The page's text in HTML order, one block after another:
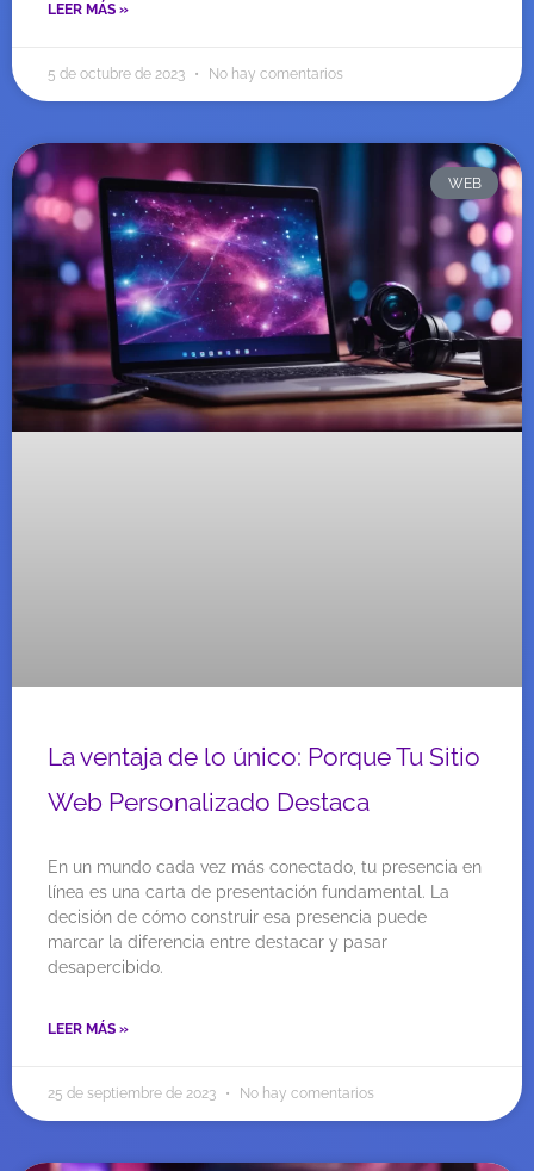
LEER MÁS »
5 de octubre de 2023 No hay comentarios
WEB
La ventaja de lo único: Porque Tu Sitio
Web Personalizado Destaca
En un mundo cada vez más conectado, tu presencia en
línea es una carta de presentación fundamental. La
decisión de cómo construir esa presencia puede
marcar la diferencia entre destacar y pasar
desapercibido.
LEER MÁS »
25 de septiembre de 2023 No hay comentarios